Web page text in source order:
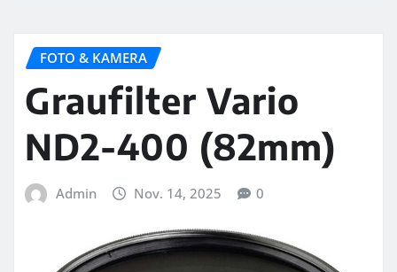
FOTO & KAMERA
Graufilter Vario
ND2-400 (82mm)
Admin Nov. 14, 2025 0